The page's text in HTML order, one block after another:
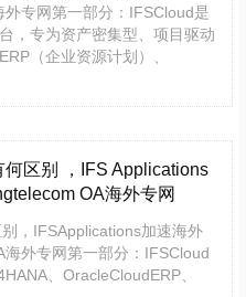
专网第一部分：IFSCloud是
，专为资产密集型、项目驱动
（企业资源计划）、
区别 ，IFS Applications
OA海外专网
，IFSApplications加速海外
外专网第一部分：IFSCloud
、OracleCloudERP、